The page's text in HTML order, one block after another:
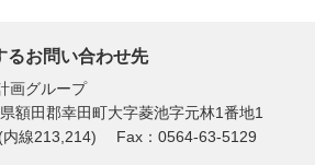
るお問い合わせ先
画グループ
額田郡幸田町大字菱池字元林1番地1
線213,214)
Fax：0564-63-5129